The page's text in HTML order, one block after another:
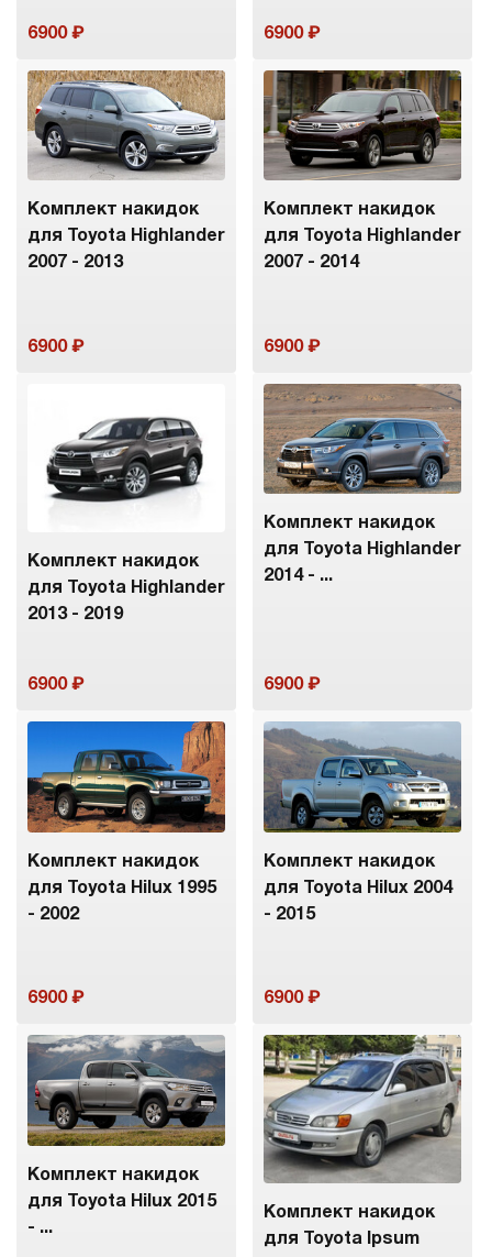
6900 6900
Комплект накидок
для Toyota Highlander
2007 - 2013
6900
Комплект накидок
для Toyota Highlander
2007 - 2014
6900
Комплект накидок
для Toyota Highlander
2013 - 2019
6900
Комплект накидок
для Toyota Highlander
2014 - ...
6900
Комплект накидок
для Toyota Hilux 1995
- 2002
6900
Комплект накидок
для Toyota Hilux 2004
- 2015
6900
Комплект накидок
для Toyota Hilux 2015
- ...
Комплект накидок
для Toyota Ipsum